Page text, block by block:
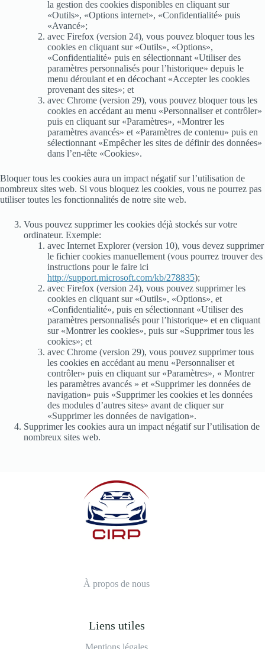
la gestion des cookies disponibles en cliquant sur
«Outils», «Options internet», «Confidentialité» puis
«Avancé»;
avec Firefox (version 24), vous pouvez bloquer tous les
cookies en cliquant sur «Outils», «Options»,
«Confidentialité» puis en sélectionnant «Utiliser des
paramètres personnalisés pour l’historique» depuis le
menu déroulant et en décochant «Accepter les cookies
provenant des sites»; et
avec Chrome (version 29), vous pouvez bloquer tous les
cookies en accédant au menu «Personnaliser et contrôler»
puis en cliquant sur «Paramètres», «Montrer les
paramètres avancés» et «Paramètres de contenu» puis en
sélectionnant «Empêcher les sites de définir des données»
dans l’en-tête «Cookies».
Bloquer tous les cookies aura un impact négatif sur l’utilisation de
nombreux sites web. Si vous bloquez les cookies, vous ne pourrez pas
utiliser toutes les fonctionnalités de notre site web.
Vous pouvez supprimer les cookies déjà stockés sur votre
ordinateur. Exemple:
avec Internet Explorer (version 10), vous devez supprimer
le fichier cookies manuellement (vous pourrez trouver des
instructions pour le faire ici
http://support.microsoft.com/kb/278835);
avec Firefox (version 24), vous pouvez supprimer les
cookies en cliquant sur «Outils», «Options», et
«Confidentialité», puis en sélectionnant «Utiliser des
paramètres personnalisés pour l’historique» et en cliquant
sur «Montrer les cookies», puis sur «Supprimer tous les
cookies»; et
avec Chrome (version 29), vous pouvez supprimer tous
les cookies en accédant au menu «Personnaliser et
contrôler» puis en cliquant sur «Paramètres», « Montrer
les paramètres avancés » et «Supprimer les données de
navigation» puis «Supprimer les cookies et les données
des modules d’autres sites» avant de cliquer sur
«Supprimer les données de navigation».
Supprimer les cookies aura un impact négatif sur l’utilisation de
nombreux sites web.
À propos de nous
Liens utiles
Mentions légales